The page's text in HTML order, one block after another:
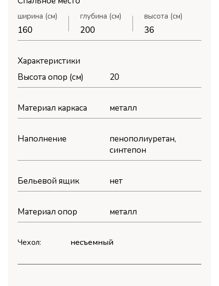
ширина (см)
160
глубина (см)
200
высота (см)
36
Характеристики
Высота опор (см)
20
Материал каркаса металл
Наполнение
пенополиуретан,
синтепон
Бельевой ящик нет
Материал опор металл
Чехол: несъемный